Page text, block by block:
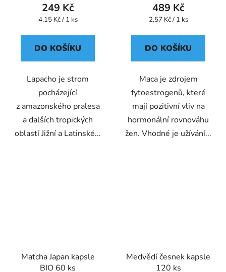
249 Kč
Měrná
4,15 Kč / 1 ks
DO KOŠÍKU
Lapacho je strom
pocházející
z amazonského pralesa
a dalších tropických
oblastí Jižní a Latinské...
489 Kč
Měrná
2,57 Kč / 1 ks
DO KOŠÍKU
Maca je zdrojem
fytoestrogenů, které
mají pozitivní vliv na
hormonální rovnováhu
žen. Vhodné je užívání...
Matcha Japan kapsle
BIO 60 ks
Medvědí česnek kapsle
120 ks